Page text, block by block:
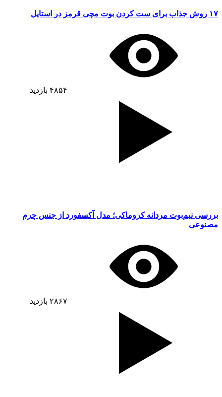
۱۷ روش جذاب برای ست کردن بوت مچی قرمز در استایل
۴۸۵۴ بازدید
بررسی نیم‌بوت مردانه کروماکی؛ مدل آکسفورد از جنس چرم
مصنوعی
۲۸۶۷ بازدید